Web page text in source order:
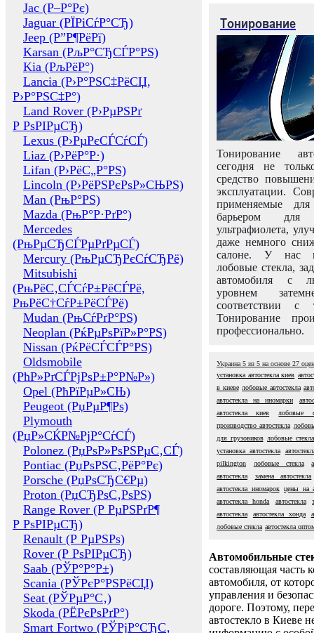
Jac (Р–Р°Рє)
Jaguar (РЇРіСѓР°СЂ)
Jeep (Р”Р¶РёРї)
Karsan (РљР°СЂСЃР°РЅ)
Kia (РљРёР°)
Lancia (Р›Р°РЅС‡РёСЏ,
Р›Р°РЅС‡Р°)
Land Rover (Р›РµРЅРґ
Р РѕРІРµСЂ)
Lexus (Р›РµРєСЃСѓСЃ)
Liaz (Р›РёР°Р·)
Lifan (Р›РёС„Р°РЅ)
Lincoln (Р›РёРЅРєРѕР»СЊРЅ)
Man (РњР°РЅ)
Mazda (РњР°Р·РґР°)
Mercedes
(РњРµСЂСЃРµРґРµСЃ)
Mercury (РњРµСЂРєСѓСЂРё)
Mitsubishi
(РњРёС‚СЃСѓР±РёСЃРё,
РњРёС†СѓР±РёСЃРё)
Mudan (РњСѓРґР°РЅ)
Neoplan (РќРµРѕРїР»Р°РЅ)
Nissan (РќРёСЃСЃР°РЅ)
Oldsmobile
(РћР»РґСЃРјРѕР±Р°Р№Р»)
Opel (РћРїРµР»СЊ)
Peugeot (РџРµР¶Рѕ)
Plymouth
(РџР»СЌР№РјР°СѓСЃ)
Polonez (РџРѕР»РѕРЅРµС‚СЃ)
Pontiac (РџРѕРЅС‚РёР°Рє)
Porsche (РџРѕСЂС€Рµ)
Proton (РџСЂРѕС‚РѕРЅ)
Range Rover (Р РµРЅРґР¶
Р РѕРІРµСЂ)
Renault (Р РµРЅРѕ)
Rover (Р РѕРІРµСЂ)
Saab (РЎР°Р°Р±)
Scania (РЎРєР°РЅРёСЏ)
Seat (РЎРµР°С‚)
Skoda (РЁРєРѕРґР°)
Smart Fortwo (РЎРјР°СЂС‚
Тонирование
Тонирование
сегодня не
средство
эксплуатации.
применяемые
барьером для
ультрафиолета,
даже немного
салоне. У нас
лобовые стекла,
автомобиля с
уровнем
соответствии с
Тонирование
профессионально.
Украина 5 из 5 на основе 27
установка автостекла киев
в киеве лобовые автостекла
автостекла на иномарки
автостекла киев
лобовые
производство автостекла
для грузовиков лобовые
установка автостекла
pilkington
лобовые стекла
автостекла
замена автостекла
автостекла иномарок цены на
автостекла honda
автостекла
автостекла
автостекла хонда
лобовые стекла автостекла
Автомобильные
составляющая часть
автомобиля, от
управления и
дороге. Поэтому,
автостекло в Киеве